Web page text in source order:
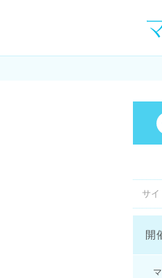
開